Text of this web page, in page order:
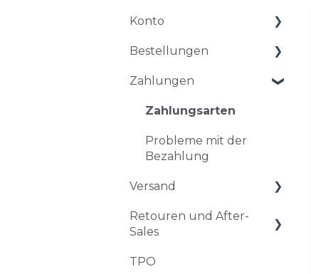
Konto
Kontoführung
Probleme beim
Bestellungen
Bestellungen und
Stornierung einer
Bestellung
Rabatt und Rabatt-
Zahlungen
Zahlungsarten
Probleme mit der
Bezahlung
Versand
Zeitplan und Versand
Lieferung
Retouren und After-
Sales
Rückgabe und
TPO